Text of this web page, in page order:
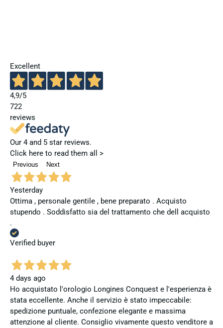
Excellent
4,9/5
722
reviews
Our 4 and 5 star reviews.
Click here to read them all >
Previous Next
Yesterday
Ottima , personale gentile , bene preparato . Acquisto
stupendo . Soddisfatto sia del trattamento che dell acquisto
.
Verified buyer
4 days ago
Ho acquistato l'orologio Longines Conquest e l'esperienza è
stata eccellente. Anche il servizio è stato impeccabile:
spedizione puntuale, confezione elegante e massima
attenzione al cliente. Consiglio vivamente questo venditore a